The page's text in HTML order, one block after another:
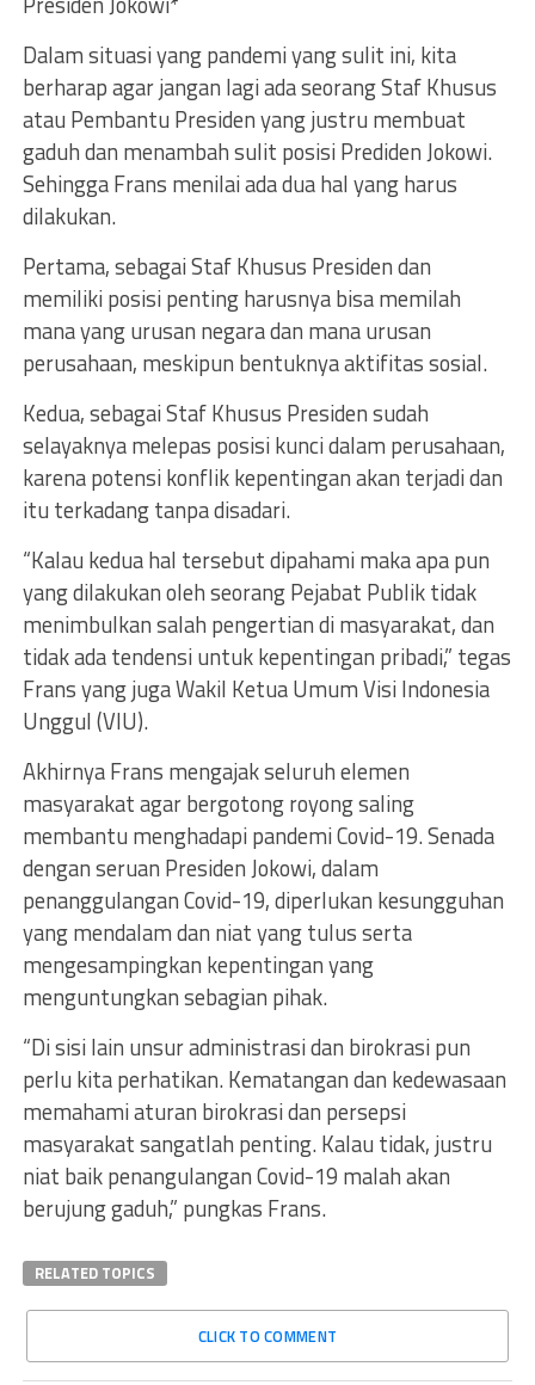
Dalam situasi yang pandemi yang sulit ini, kita
berharap agar jangan lagi ada seorang Staf Khusus
atau Pembantu Presiden yang justru membuat
gaduh dan menambah sulit posisi Prediden Jokowi.
Sehingga Frans menilai ada dua hal yang harus
dilakukan.
Pertama, sebagai Staf Khusus Presiden dan
memiliki posisi penting harusnya bisa memilah
mana yang urusan negara dan mana urusan
perusahaan, meskipun bentuknya aktifitas sosial.
Kedua, sebagai Staf Khusus Presiden sudah
selayaknya melepas posisi kunci dalam perusahaan,
karena potensi konflik kepentingan akan terjadi dan
itu terkadang tanpa disadari.
“Kalau kedua hal tersebut dipahami maka apa pun
yang dilakukan oleh seorang Pejabat Publik tidak
menimbulkan salah pengertian di masyarakat, dan
tidak ada tendensi untuk kepentingan pribadi,” tegas
Frans yang juga Wakil Ketua Umum Visi Indonesia
Unggul (VIU).
Akhirnya Frans mengajak seluruh elemen
masyarakat agar bergotong royong saling
membantu menghadapi pandemi Covid-19. Senada
dengan seruan Presiden Jokowi, dalam
penanggulangan Covid-19, diperlukan kesungguhan
yang mendalam dan niat yang tulus serta
mengesampingkan kepentingan yang
menguntungkan sebagian pihak.
“Di sisi lain unsur administrasi dan birokrasi pun
perlu kita perhatikan. Kematangan dan kedewasaan
memahami aturan birokrasi dan persepsi
masyarakat sangatlah penting. Kalau tidak, justru
niat baik penangulangan Covid-19 malah akan
berujung gaduh,” pungkas Frans.
RELATED TOPICS
CLICK TO COMMENT